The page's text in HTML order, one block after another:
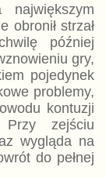
największym
obronił strzał
później
gry,
pojedynek
problemy,
kontuzji
Przy zejściu
wygląda na
do pełnej